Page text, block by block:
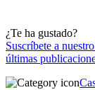
¿Te ha gustado?
Suscríbete a
últimas